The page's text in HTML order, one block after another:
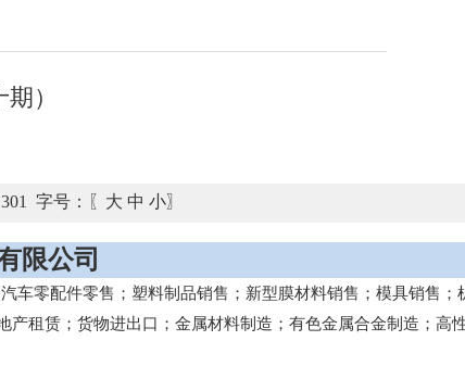
）
301 字号：〖 大 中 小〗
限公司
零配件零售；塑料制品销售；新型膜材料销售；模具销售；
租赁；货物进出口；金属材料制造；有色金属合金制造；高